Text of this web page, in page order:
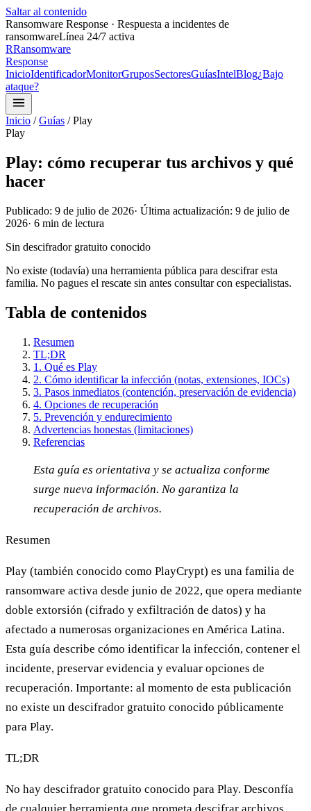
Saltar al contenido
Ransomware Response · Respuesta a incidentes de
ransomwareLínea 24/7 activa
RRansomware
Response
InicioIdentificadorMonitorGruposSectoresGuíasIntelBlog¿Bajo
ataque?
Inicio / Guías /Play
Play
Play: cómo recuperar tus archivos y qué
hacer
Publicado: 9 de julio de 2026· Última actualización: 9 de julio de
2026· 6 min de lectura
Sin descifrador gratuito conocido
No existe (todavía) una herramienta pública para descifrar esta
familia. No pagues el rescate sin antes consultar con especialistas.
Tabla de contenidos
Resumen
TL;DR
1. Qué es Play
2. Cómo identificar la infección (notas, extensiones, IOCs)
3. Pasos inmediatos (contención, preservación de evidencia)
4. Opciones de recuperación
5. Prevención y endurecimiento
Advertencias honestas (limitaciones)
Referencias
Esta guía es orientativa y se actualiza conforme
surge nueva información. No garantiza la
recuperación de archivos.
Resumen
Play (también conocido como PlayCrypt) es una familia de
ransomware activa desde junio de 2022, que opera mediante
doble extorsión (cifrado y exfiltración de datos) y ha
afectado a numerosas organizaciones en América Latina.
Esta guía describe cómo identificar la infección, contener el
incidente, preservar evidencia y evaluar opciones de
recuperación. Importante: al momento de esta publicación
no existe un descifrador gratuito conocido públicamente
para Play.
TL;DR
No hay descifrador gratuito conocido para Play. Desconfía
de cualquier herramienta que prometa descifrar archivos